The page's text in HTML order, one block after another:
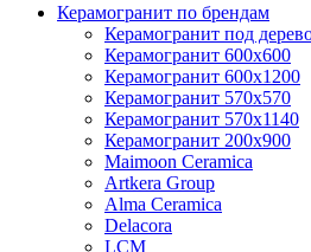
Керамогранит по брендам
Керамогранит под
Керамогранит 600x600
Керамогранит 600x1200
Керамогранит 570x570
Керамогранит 570x1140
Керамогранит 200x900
Maimoon Ceramica
Artkera Group
Alma Ceramica
Delacora
LCM